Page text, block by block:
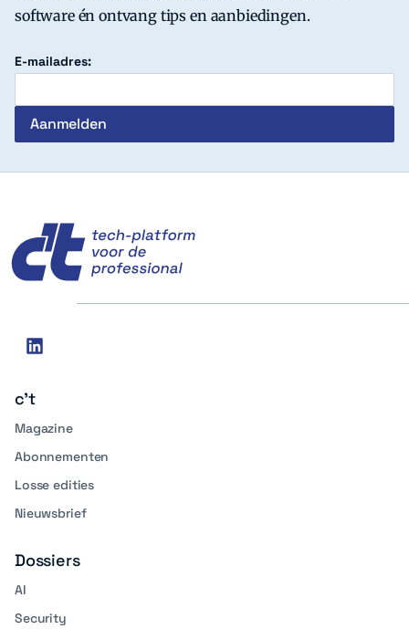
software én ontvang tips en aanbiedingen.
E-mailadres:
Social
linkedin
c't
Magazine
Abonnementen
Losse edities
Nieuwsbrief
Dossiers
AI
Security